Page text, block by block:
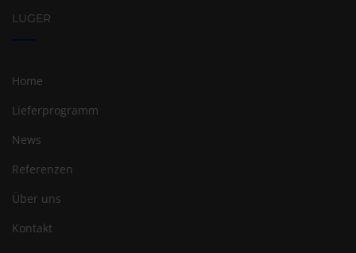
LUGER
Home
Lieferprogramm
News
Referenzen
Über uns
Kontakt